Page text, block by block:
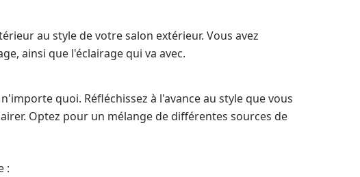
au style de votre salon extérieur. Vous avez
ainsi que l'éclairage qui va avec.
quoi. Réfléchissez à l'avance au style que vous
Optez pour un mélange de différentes sources de
: